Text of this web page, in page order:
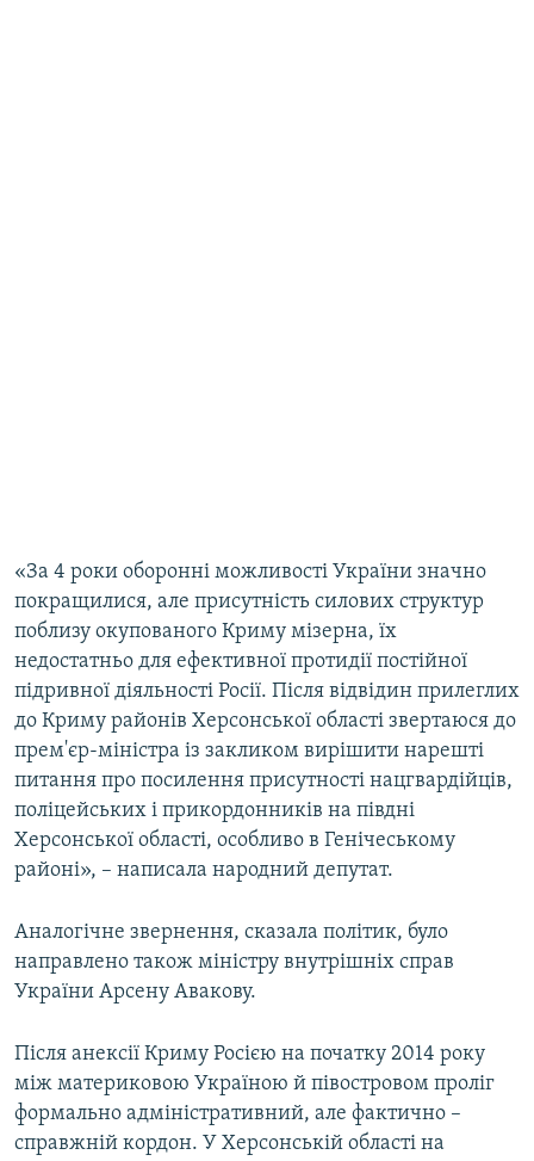
«За 4 роки оборонні можливості України значно
покращилися, але присутність силових структур
поблизу окупованого Криму мізерна, їх
недостатньо для ефективної протидії постійної
підривної діяльності Росії. Після відвідин прилеглих
до Криму районів Херсонської області звертаюся до
прем'єр-міністра із закликом вирішити нарешті
питання про посилення присутності нацгвардійців,
поліцейських і прикордонників на півдні
Херсонської області, особливо в Генічеському
районі», – написала народний депутат.
Аналогічне звернення, сказала політик, було
направлено також міністру внутрішніх справ
України Арсену Авакову.
Після анексії Криму Росією на початку 2014 року
між материковою Україною й півостровом проліг
формально адміністративний, але фактично –
справжній кордон. У Херсонській області на